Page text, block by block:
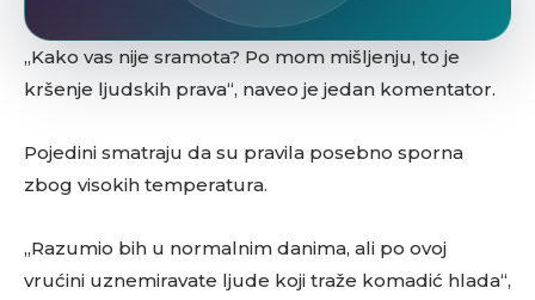
„Kako vas nije sramota? Po mom mišljenju, to je
kršenje ljudskih prava“, naveo je jedan komentator.
Pojedini smatraju da su pravila posebno sporna
zbog visokih temperatura.
„Razumio bih u normalnim danima, ali po ovoj
vrućini uznemiravate ljude koji traže komadić hlada“,